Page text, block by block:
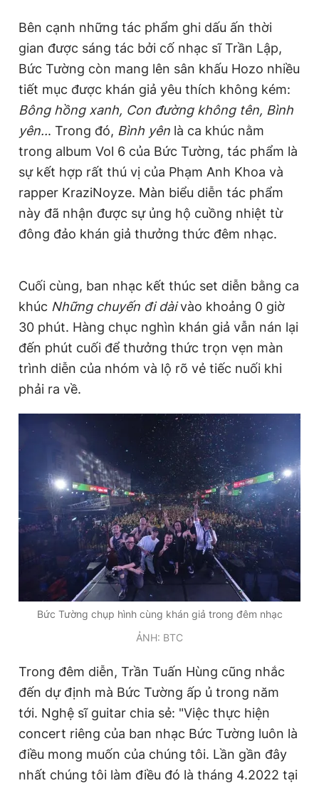
Bên cạnh những tác phẩm ghi dấu ấn thời
gian được sáng tác bởi cố nhạc sĩ Trần Lập,
Bức Tường còn mang lên sân khấu Hozo nhiều
tiết mục được khán giả yêu thích không kém:
Bông hồng xanh, Con đường không tên, Bình
yên... Trong đó, Bình yên là ca khúc nằm
trong album Vol 6 của Bức Tường, tác phẩm là
sự kết hợp rất thú vị của Phạm Anh Khoa và
rapper KraziNoyze. Màn biểu diễn tác phẩm
này đã nhận được sự ủng hộ cuồng nhiệt từ
đông đảo khán giả thưởng thức đêm nhạc.
Cuối cùng, ban nhạc kết thúc set diễn bằng ca
khúc Những chuyến đi dàivào khoảng 0 giờ
30 phút. Hàng chục nghìn khán giả vẫn nán lại
đến phút cuối để thưởng thức trọn vẹn màn
trình diễn của nhóm và lộ rõ vẻ tiếc nuối khi
phải ra về.
Bức Tường chụp hình cùng khán giả trong đêm nhạc
ẢNH: BTC
Trong đêm diễn, Trần Tuấn Hùng cũng nhắc
đến dự định mà Bức Tường ấp ủ trong năm
tới. Nghệ sĩ guitar chia sẻ: "Việc thực hiện
concert riêng của ban nhạc Bức Tường luôn là
điều mong muốn của chúng tôi. Lần gần đây
nhất chúng tôi làm điều đó là tháng 4.2022 tại